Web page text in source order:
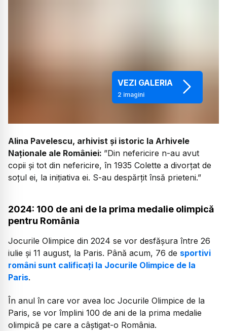
VEZI GALERIA
2 imagini
Alina Pavelescu, arhivist și istoric la Arhivele
Naționale ale României: ”Din nefericire n-au avut
copii și tot din nefericire, în 1935 Colette a divorțat de
soțul ei, la inițiativa ei. S-au despărțit însă prieteni.”
2024: 100 de ani de la prima medalie olimpică
pentru România
Jocurile Olimpice din 2024 se vor desfășura între 26
iulie și 11 august, la Paris. Până acum, 76 de sportivi
români sunt calificați la Jocurile Olimpice de la
Paris.
În anul în care vor avea loc Jocurile Olimpice de la
Paris, se vor împlini 100 de ani de la prima medalie
olimpică pe care a câștigat-o România.